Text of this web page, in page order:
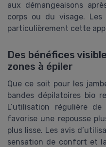
aux démangeaisons
corps ou du visage. Les
particulièrement cette
Des bénéfices
zones à épiler
Que ce soit pour les
bandes dépilatoires bio
L’utilisation régulière
favorise une repousse
plus lisse. Les avis
sensation de confort et